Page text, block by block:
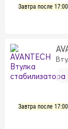
Завтра после 17:00
Завтра после 17:00